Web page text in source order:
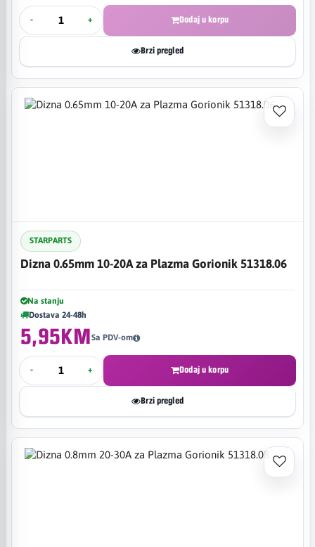
- + Dodaj u korpu
Brzi pregled
STARPARTS
Dizna 0.65mm 10-20A za Plazma Gorionik 51318.06
Na stanju
Dostava 24-48h
5,95KMSa PDV-om
- + Dodaj u korpu
Brzi pregled